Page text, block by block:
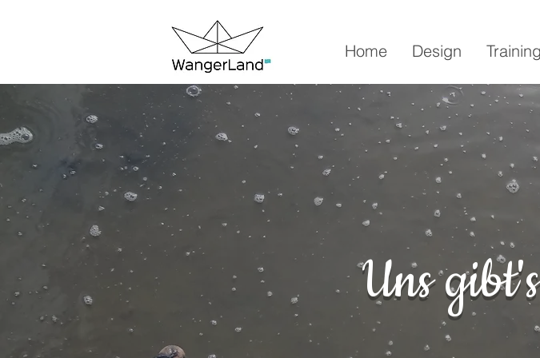
Home Design Training
Kurse -
Uns